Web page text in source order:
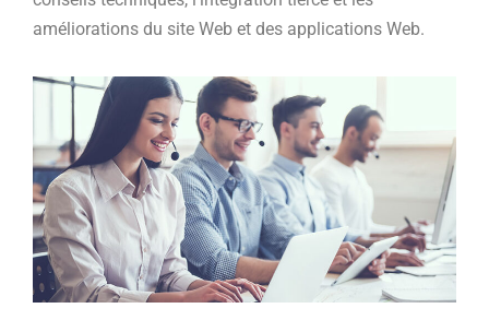
améliorations du site Web et des applications Web.